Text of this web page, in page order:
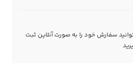
سفارش خود را به صورت آنلاین ثبت